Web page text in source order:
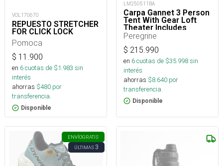
VOL170670
REPUESTO STRETCHER
FOR CLICK LOCK
Pomoca
$ 11.900
en 6cuotas de $1.983 sin
interés
ahorras $480 por
transferencia.
Disponible
LM250511BA
Carpa Gannet 3 Person
Tent With Gear Loft
Theater Includes
Footprint
Peregrine
$ 215.990
en 6cuotas de $35.998sin
interés
ahorras $8.640 por
transferencia.
Disponible
ENVÍOGRATIS
ÚLTIMAS3